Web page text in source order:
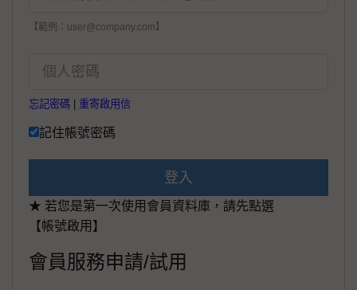
【範例：user@company.com】
忘記密碼 重寄啟用信
記住帳號密碼
登入
★ 若您是第一次使用會員資料庫，請先點選
【帳號啟用】
會員服務申請/試用